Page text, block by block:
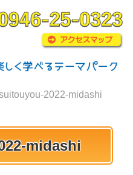
2022-midashi
midashi